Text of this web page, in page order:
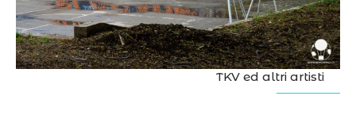
TKV ed altri artisti